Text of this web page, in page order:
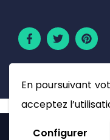
En poursuivant
acceptez
Configurer